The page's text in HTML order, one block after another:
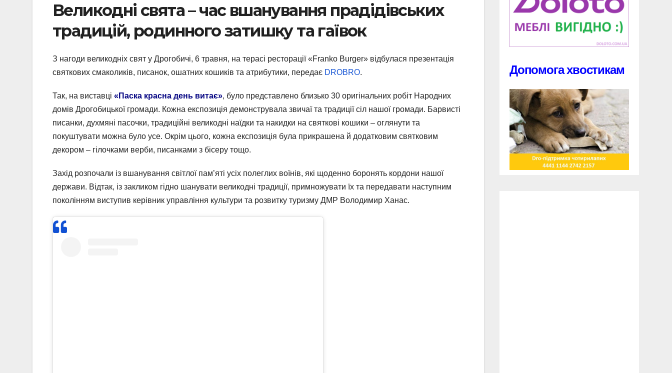
Великодні свята – час вшанування прадідівських
традицій, родинного затишку та гаївок
З нагоди великодніх свят у Дрогобичі, 6 травня, на терасі ресторації «Franko Burger» відбулася презентація
святкових смаколиків, писанок, ошатних кошиків та атрибутики, передає DROBRO.
Так, на виставці «Паска красна день витає», було представлено близько 30 оригінальних робіт Народних
домів Дрогобицької громади. Кожна експозиція демонструвала звичаї та традиції сіл нашої громади. Барвисті
писанки, духмяні пасочки, традиційні великодні наїдки та накидки на святкові кошики – оглянути та
покуштувати можна було усе. Окрім цього, кожна експозиція була прикрашена й додатковим святковим
декором – гілочками верби, писанками з бісеру тощо.
Захід розпочали із вшанування світлої пам’яті усіх полеглих воїнів, які щоденно боронять кордони нашої
держави. Відтак, із закликом гідно шанувати великодні традиції, примножувати їх та передавати наступним
поколінням виступив керівник управління культури та розвитку туризму ДМР Володимир Ханас.
Допомога хвостикам